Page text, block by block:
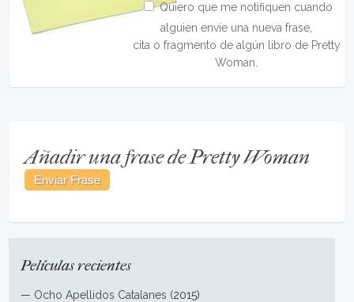
Quiero que me notifiquen cuando
alguien envíe una nueva frase,
cita o fragmento de algún libro de Pretty
Woman.
Añadir una frase de Pretty Woman
Películas recientes
— Ocho Apellidos Catalanes (2015)